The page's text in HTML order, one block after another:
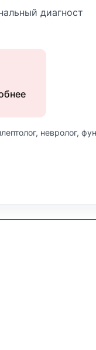
диагност
невролог,